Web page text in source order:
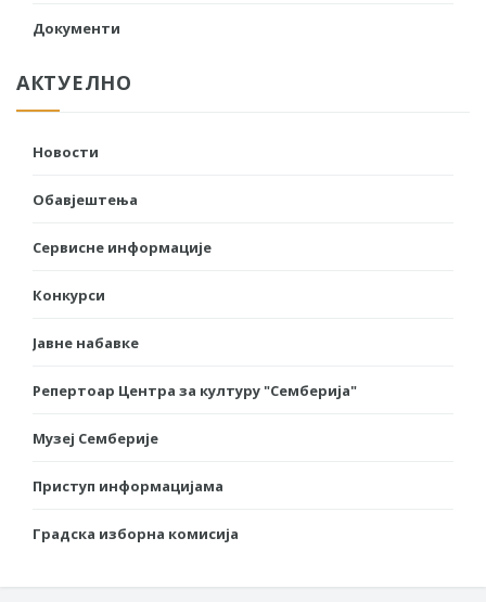
Документи
АКТУЕЛНО
Новости
Обавјештења
Сервисне информације
Конкурси
Јавне набавке
Репертоар Центра за културу "Семберија"
Музеј Семберије
Приступ информацијама
Градска изборна комисија